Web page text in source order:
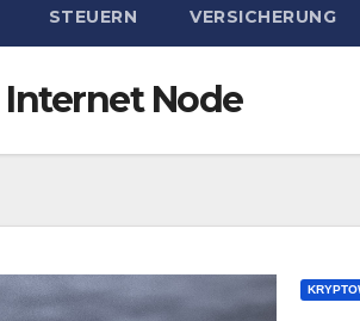
STEUERN VERSICHERUNG
Internet Node